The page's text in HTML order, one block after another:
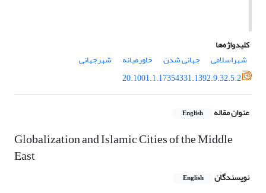
کلیدواژه‌ها
شهراسلامی
جهانی شدن خاورمیانه
شهرجهانی
20.1001.1.17354331.1392.9.32.5.2
عنوان مقاله English
Globalization and Islamic Cities of the Middle
East
نویسندگان English